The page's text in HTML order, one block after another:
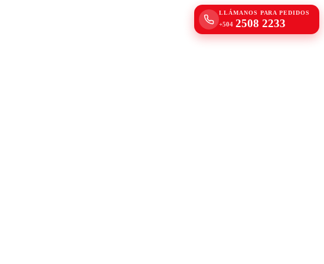
LLÁMANOS PARA PEDIDOS
+504 2508 2233